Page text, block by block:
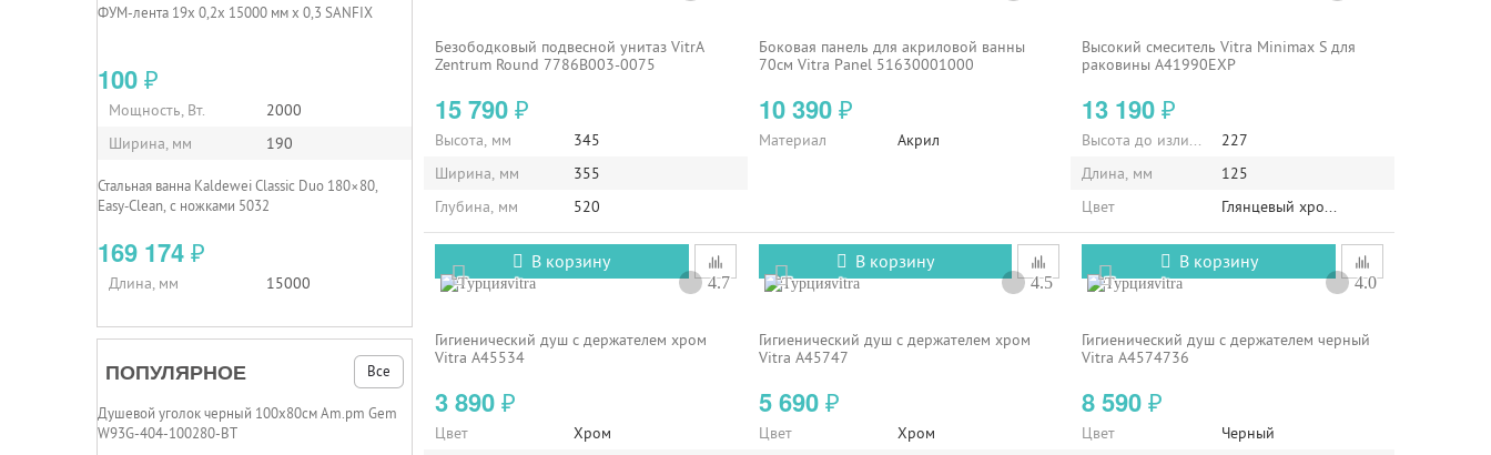
ФУМ-лента 19х 0,2х 15000 мм х 0,3 SANFIX
100 ₽
Мощность, Вт.
2000
Ширина, мм
190
Стальная ванна Kaldewei Classic Duo 180×80,
Easy‑Clean, с ножками 5032
169 174 ₽
Длина, мм 15000
ПОПУЛЯРНОЕ Все
Душевой уголок черный 100x80см Am.pm Gem
W93G-404-100280-BT
Безободковый подвесной унитаз VitrA
Zentrum Round 7786B003-0075
15 790 ₽
Высота, мм
345
Ширина, мм
355
Глубина, мм
520
В корзину
Боковая панель для акриловой ванны
70см Vitra Panel 51630001000
10 390 ₽
Материал Акрил
В корзину
Высокий смеситель Vitra Minimax S для
раковины A41990EXP
13 190₽
Высота до излива, мм227
Длина, мм
125
Цвет
Глянцевый хром
В корзину
vitra 4.7
Гигиенический душ с держателем хром
Vitra A45534
3 890 ₽
Цвет
Хром
vitra 4.5
Гигиенический душ с держателем хром
Vitra A45747
5 690 ₽
Цвет
Хром
vitra 4.0
Гигиенический душ с держателем черный
Vitra A4574736
8 590₽
Цвет
Черный